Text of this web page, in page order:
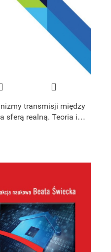
transmisji między
sferą realną. Teoria i